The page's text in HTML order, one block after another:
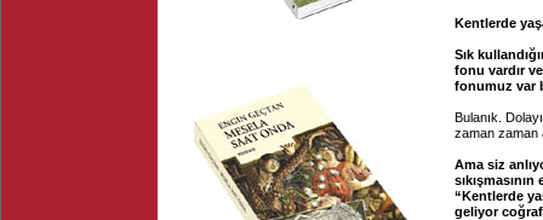
Kentlerde
Sık
fonu vardır
fonumuz var
Bulanık.
zaman zaman
Ama siz
“Kentlerde
geliyor